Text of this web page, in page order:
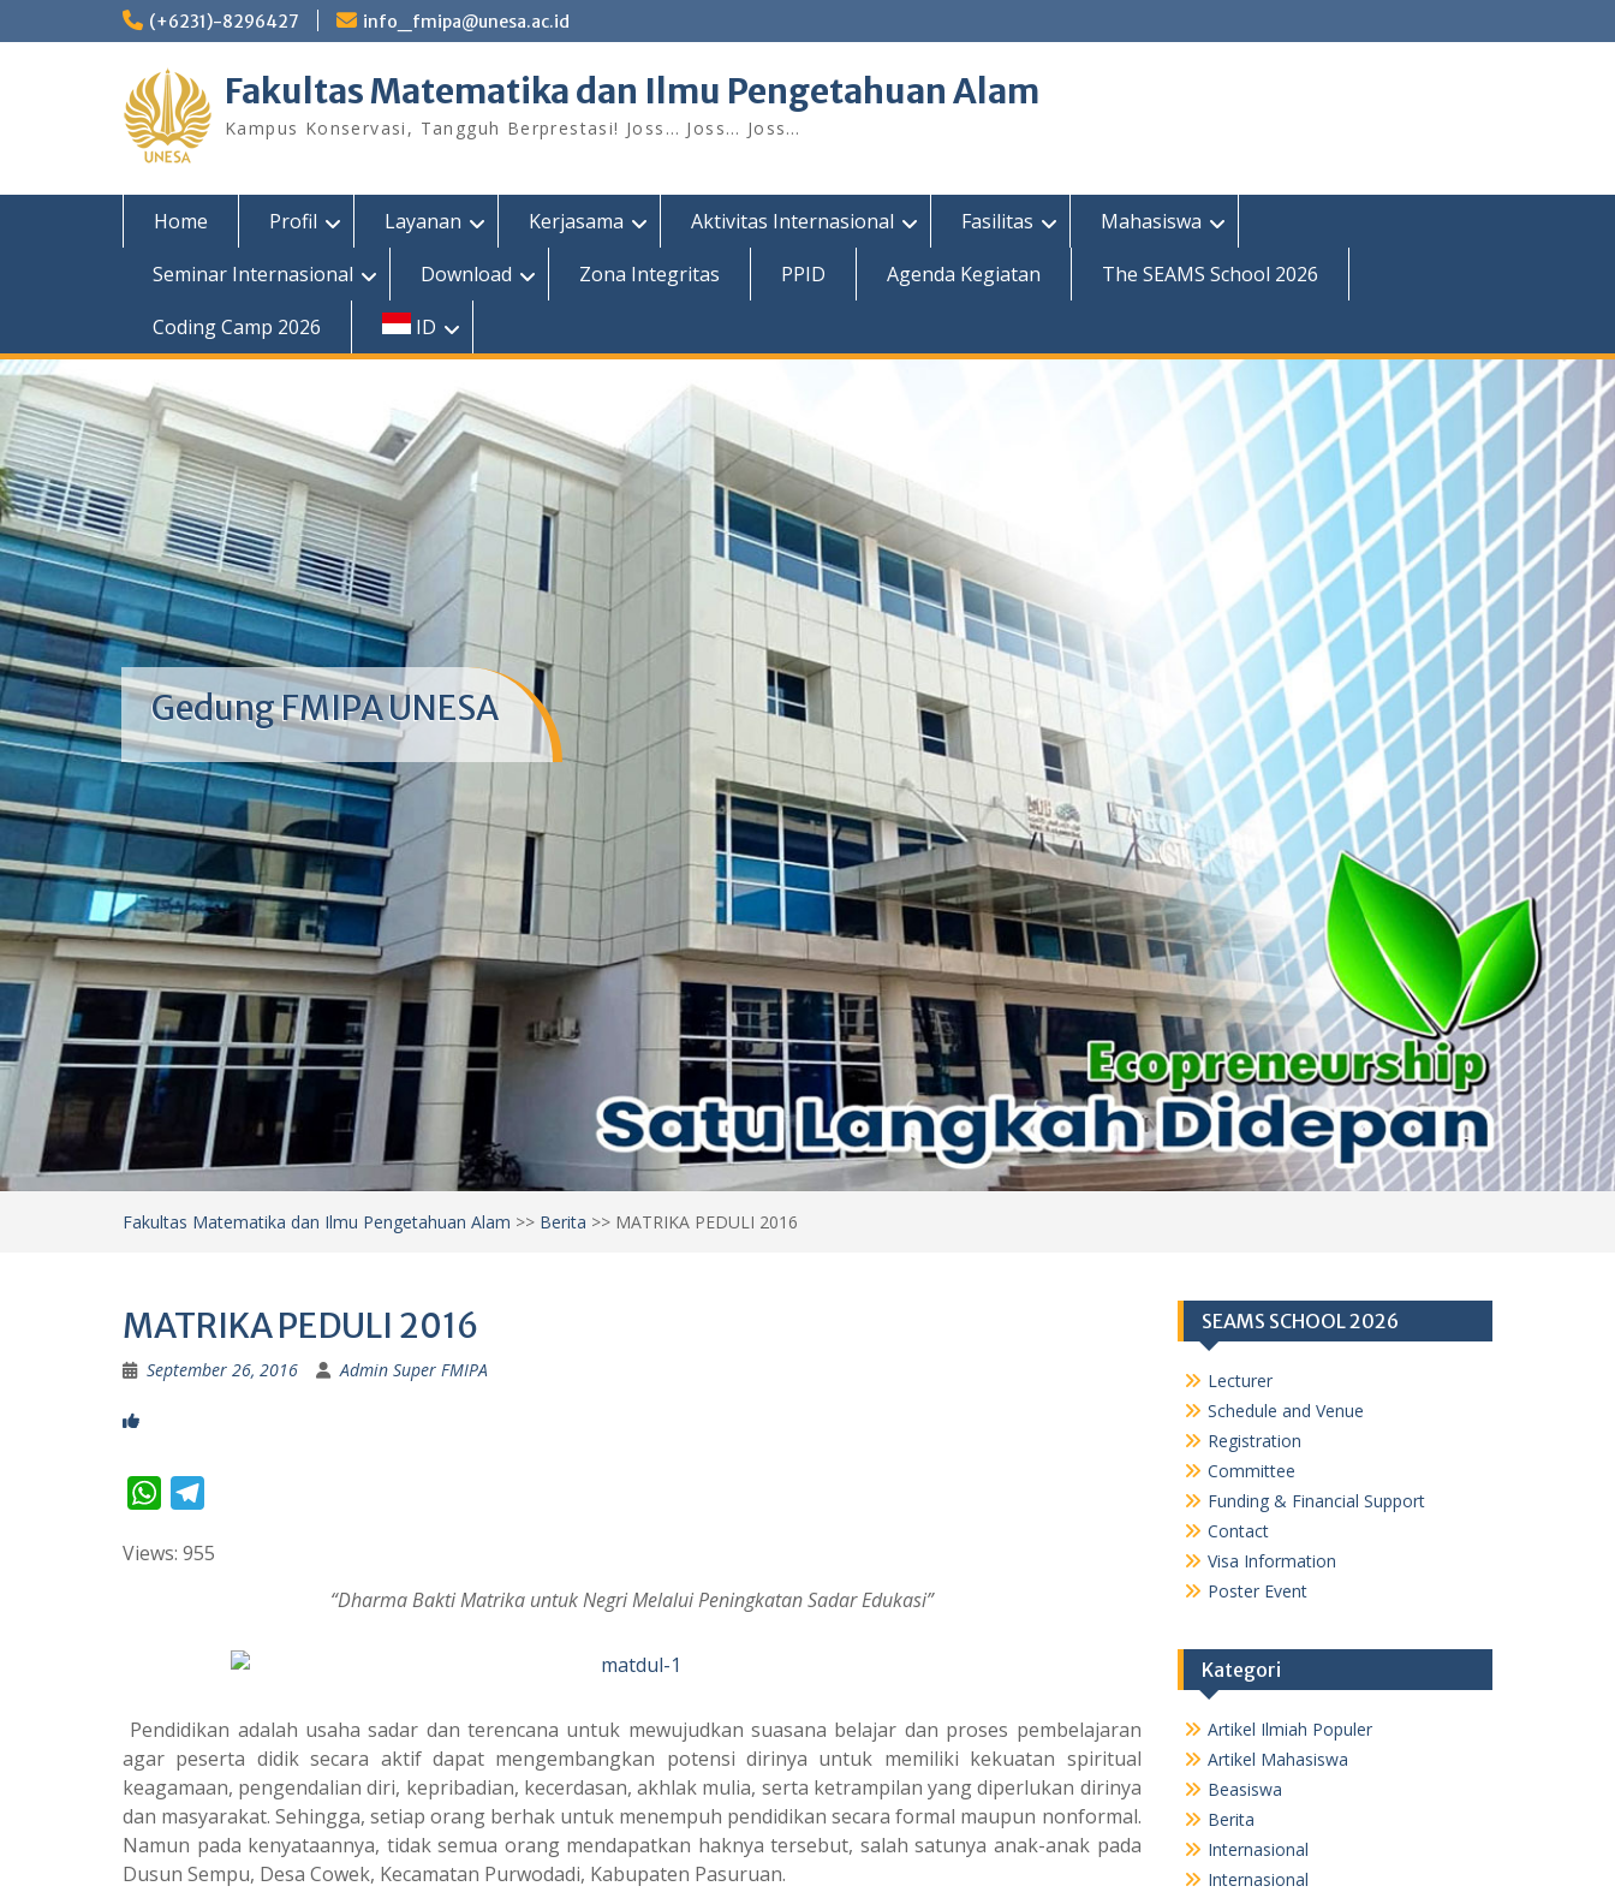
to
(+6231)-8296427 info_fmipa@unesa.ac.id
Fakultas Matematika dan Ilmu Pengetahuan Alam
Kampus Konservasi, Tangguh Berprestasi! Joss… Joss… Joss…
Home Profil Layanan Kerjasama Aktivitas Internasional Fasilitas
Mahasiswa
Seminar Internasional
Download Zona Integritas PPID Agenda Kegiatan
The SEAMS School 2026
Coding Camp 2026
ID
Gedung FMIPA UNESA
Fakultas Matematika dan Ilmu Pengetahuan Alam >> Berita >> MATRIKA PEDULI 2016
MATRIKA PEDULI 2016
September 26, 2016 Admin Super FMIPA
W
a
p
l
m
Views: 955
“Dharma Bakti Matrika untuk Negri Melalui Peningkatan Sadar Edukasi”
Pendidikan adalah usaha sadar dan terencana untuk mewujudkan suasana belajar dan proses pembelajaran
agar peserta didik secara aktif dapat mengembangkan potensi dirinya untuk memiliki kekuatan spiritual
keagamaan, pengendalian diri, kepribadian, kecerdasan, akhlak mulia, serta ketrampilan yang diperlukan dirinya
dan masyarakat. Sehingga, setiap orang berhak untuk menempuh pendidikan secara formal maupun nonformal.
Namun pada kenyataannya, tidak semua orang mendapatkan haknya tersebut, salah satunya anak-anak pada
Dusun Sempu, Desa Cowek, Kecamatan Purwodadi, Kabupaten Pasuruan.
SEAMS SCHOOL 2026
Lecturer
Schedule and Venue
Registration
Committee
Funding & Financial Support
Contact
Visa Information
Poster Event
Kategori
Artikel Ilmiah Populer
Artikel Mahasiswa
Beasiswa
Berita
Internasional
Internasional